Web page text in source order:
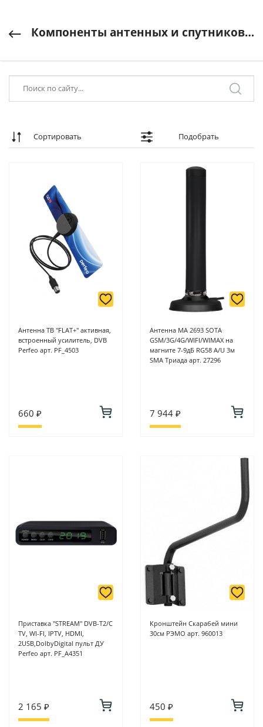
Компоненты антенных и спутниковых систем
Сортировать Подобрать
Антенна ТВ "FLAT+" активная,
встроенный усилитель, DVB
Perfeo арт. PF_4503
660 ₽
Антенна МА 2693 SOTA
GSM/3G/4G/WIFI/WIMAX на
магните 7-9дБ RG58 A/U 3м
SMA Триада арт. 27296
7 944 ₽
Приставка "STREAM" DVB-T2/C
TV, WI-FI, IPTV, HDMI,
2USB,DolbyDigital пульт ДУ
Perfeo арт. PF_A4351
2 165 ₽
Кронштейн Скарабей мини
30см РЭМО арт. 960013
450 ₽